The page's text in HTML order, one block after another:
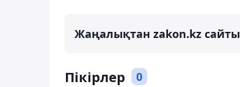
Жаңалықтан zakon.kz
Пікірлер 0